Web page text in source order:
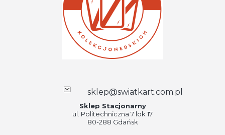
sklep@swiatkart.com.pl
Sklep Stacjonarny
ul. Politechniczna 7 lok 17
80-288 Gdańsk